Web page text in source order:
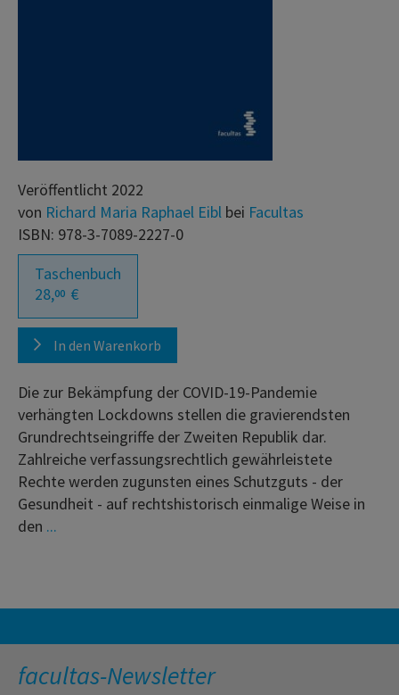
Veröffentlicht 2022
von Richard Maria Raphael Eibl bei Facultas
ISBN: 978-3-7089-2227-0
Taschenbuch
28,00 €
In den Warenkorb
Die zur Bekämpfung der COVID-19-Pandemie
verhängten Lockdowns stellen die gravierendsten
Grundrechtseingriffe der Zweiten Republik dar.
Zahlreiche verfassungsrechtlich gewährleistete
Rechte werden zugunsten eines Schutzguts - der
Gesundheit - auf rechtshistorisch einmalige Weise in
den ...
facultas-Newsletter